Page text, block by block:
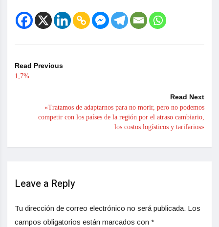
Read Previous
1,7%
Read Next
«Tratamos de adaptarnos para no morir, pero no podemos
competir con los países de la región por el atraso cambiario,
los costos logísticos y tarifarios»
Leave a Reply
Tu dirección de correo electrónico no será publicada. Los
campos obligatorios están marcados con *